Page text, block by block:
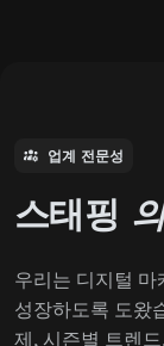
업계 전문성
스태핑
우리는 디지털
성장하도록 도왔
제, 시즌별 트렌